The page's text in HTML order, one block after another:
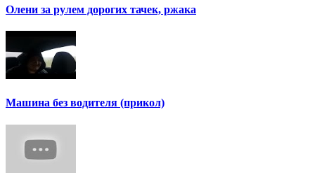
Олени за рулем дорогих тачек, ржака
Машина без водителя (прикол)